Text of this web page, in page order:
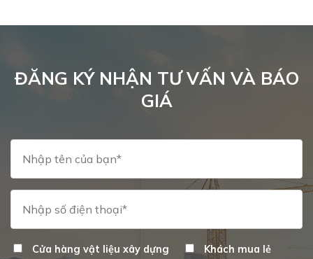
ĐĂNG KÝ NHẬN TƯ VẤN VÀ BÁO
GIÁ
Cửa hàng vật liệu xây dựng Khách mua lẻ